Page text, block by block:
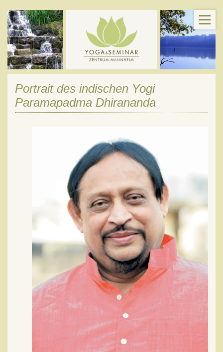
Portrait des indischen Yogi
Paramapadma Dhirananda